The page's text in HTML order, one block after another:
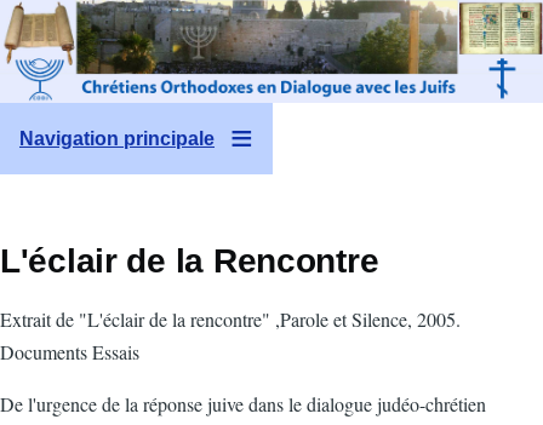
Aller au contenu principal
Navigation principale
L'éclair de la Rencontre
Extrait de "L'éclair de la rencontre" ,Parole et Silence, 2005.
Documents Essais
De l'urgence de la réponse juive dans le dialogue judéo-chrétien